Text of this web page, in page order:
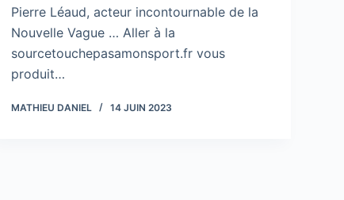
Pierre Léaud, acteur incontournable de la
Nouvelle Vague … Aller à la
sourcetouchepasamonsport.fr vous
produit…
MATHIEU DANIEL 14 JUIN 2023